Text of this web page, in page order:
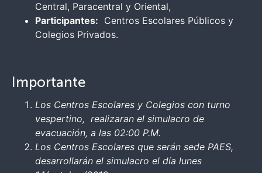
Central, Paracentral y Oriental,
Participantes: Centros Escolares Públicos y
Colegios Privados.
Importante
Los Centros Escolares y Colegios con turno
vespertino, realizaran el simulacro de
evacuación, a las 02:00 P.M.
Los Centros Escolares que serán sede PAES,
desarrollarán el simulacro el día lunes